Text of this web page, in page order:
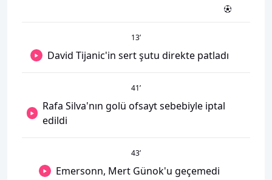
13’
David Tijanic'in sert şutu direkte patladı
41’
Rafa Silva'nın golü ofsayt sebebiyle iptal
edildi
43’
Emersonn, Mert Günok'u geçemedi